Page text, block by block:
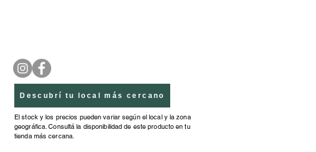
Descubrí tu local más cercano
El stock y los precios pueden variar según el local y la zona
geográfica. Consultá la disponibilidad de este producto en tu
tienda más cercana.